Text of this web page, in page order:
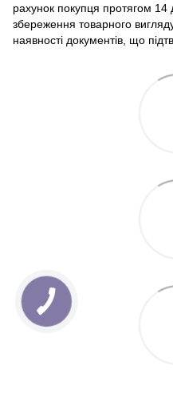
рахунок покупця протягом 14
збереження товарного
наявності документів, що